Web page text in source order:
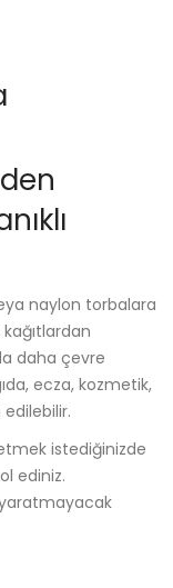
naylon torbalara
daha çevre
ecza, kozmetik,
istediğinizde
ediniz.